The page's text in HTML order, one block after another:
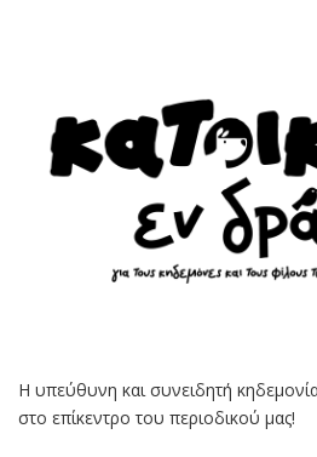
Η υπεύθυνη και συνειδητή
στο επίκεντρο του περιοδικού μας!